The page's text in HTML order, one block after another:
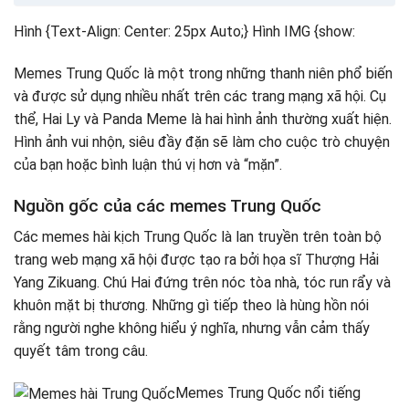
Hình {Text-Align: Center: 25px Auto;} Hình IMG {show:
Memes Trung Quốc là một trong những thanh niên phổ biến
và được sử dụng nhiều nhất trên các trang mạng xã hội. Cụ
thể, Hai Ly và Panda Meme là hai hình ảnh thường xuất hiện.
Hình ảnh vui nhộn, siêu đầy đặn sẽ làm cho cuộc trò chuyện
của bạn hoặc bình luận thú vị hơn và “mặn”.
Nguồn gốc của các memes Trung Quốc
Các memes hài kịch Trung Quốc là lan truyền trên toàn bộ
trang web mạng xã hội được tạo ra bởi họa sĩ Thượng Hải
Yang Zikuang. Chú Hai đứng trên nóc tòa nhà, tóc run rẩy và
khuôn mặt bị thương. Những gì tiếp theo là hùng hồn nói
rằng người nghe không hiểu ý nghĩa, nhưng vẫn cảm thấy
quyết tâm trong câu.
Memes Trung Quốc nổi tiếng